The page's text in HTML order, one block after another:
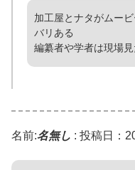
加工屋とナタがムー
バリある
編纂者や学者は現場
名前:名無し : 投稿日：